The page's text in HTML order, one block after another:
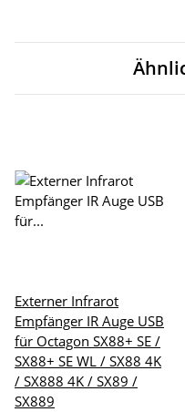
Externer Infrarot
Empfänger IR Auge USB
für Octagon SX88+ SE /
SX88+ SE WL / SX88 4K
/ SX888 4K / SX89 /
SX889